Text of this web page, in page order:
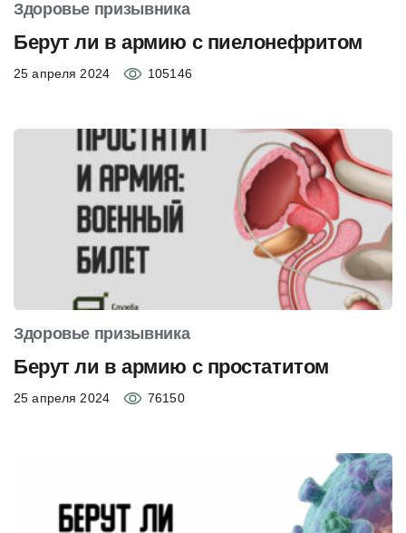
Здоровье призывника
Берут ли в армию с пиелонефритом
25 апреля 2024 105146
Здоровье призывника
Берут ли в армию с простатитом
25 апреля 2024 76150